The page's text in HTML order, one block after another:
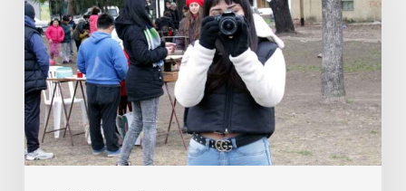
para
ayudar
al
centro
La
Casona